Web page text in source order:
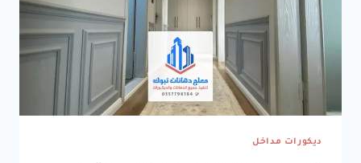
ديكورات مداخل